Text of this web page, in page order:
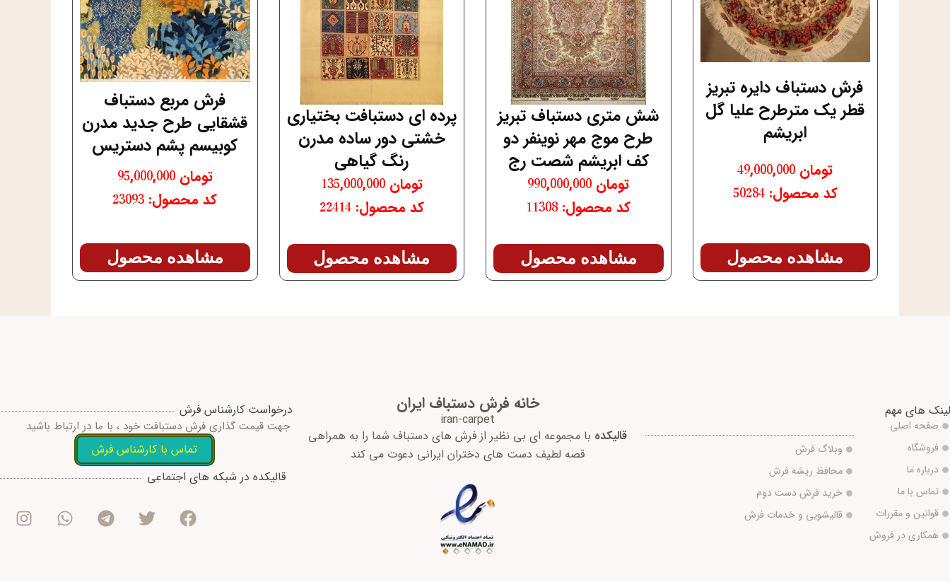
فرش دستباف دایره تبریز
قطر یک مترطرح علیا گل
ابریشم
تومان
کد محصول: 50284
مشاهده محصول
شش متری دستباف تبریز
طرح موج مهر نوینفر دو
کف ابریشم شصت رج
تومان
کد محصول: 11308
مشاهده محصول
پرده ای دستبافت بختیاری
خشتی دور ساده مدرن
رنگ گیاهی
تومان 135,000,000
کد محصول: 22414
مشاهده محصول
فرش مربع دستباف
قشقایی طرح جدید مدرن
کوبیسم پشم دستریس
تومان 95,000,000
کد محصول: 23093
مشاهده محصول
لینک های مهم
صفحه اصلی
فروشگاه
درباره ما
تماس با ما
قوانین و مقررات
همکاری در فروش
وبلاگ فرش
محافظ ریشه فرش
خرید فرش دست دوم
قالیشویی و خدمات فرش
خانه فرش دستباف ایران
iran-carpet
قالیکده با مجموعه ای بی نظیر از فرش های دستباف شما را به همراهی
قصه لطیف دست های دختران ایرانی دعوت می کند
درخواست کارشناس فرش
جهت قیمت گذاری فرش دستبافت خود ، با ما در ارتباط باشید
تماس با کارشناس فرش
قالیکده در شبکه های اجتماعی
F
c
e
T
i
t
T
l
e
W
a
t
I
s
t